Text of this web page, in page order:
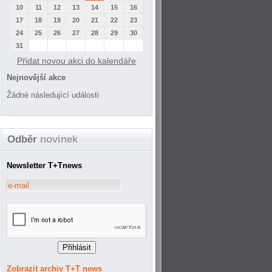
10 11 12 13 14 15
16
17
18 19 20 21 22
23
24
25 26 27 28 29
30
31
Přidat novou akci do kalendáře
Nejnovější akce
Žádné následující události
Odběr novinek
Newsletter T+Tnews
Zobrazit archiv T+T news